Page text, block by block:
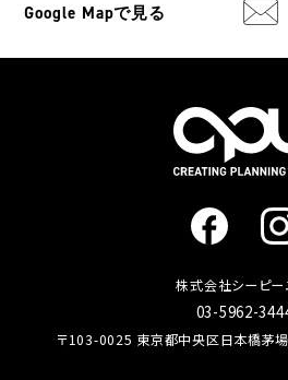
Google Mapで見る
株式会社シーピー
03-5962-
〒103-0025 東京都中央区日本橋茅